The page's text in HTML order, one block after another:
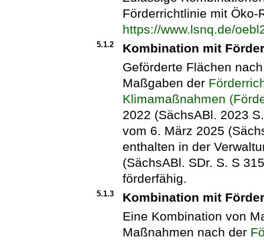
Förderrichtlinie mit
https://www.lsnq.de/
5.1.2
Kombination mit
Geförderte Flächen
Maßgaben der
Klimamaßnahmen
2022 (SächsABl. 2023
vom 6. März 2025
enthalten in der
(SächsABl. SDr. S. S
förderfähig.
5.1.3
Kombination mit
Eine Kombination von
Maßnahmen nach der